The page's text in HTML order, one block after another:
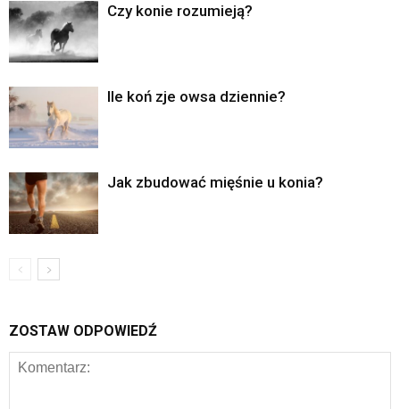
Czy konie rozumieją?
Ile koń zje owsa dziennie?
Jak zbudować mięśnie u konia?
ZOSTAW ODPOWIEDŹ